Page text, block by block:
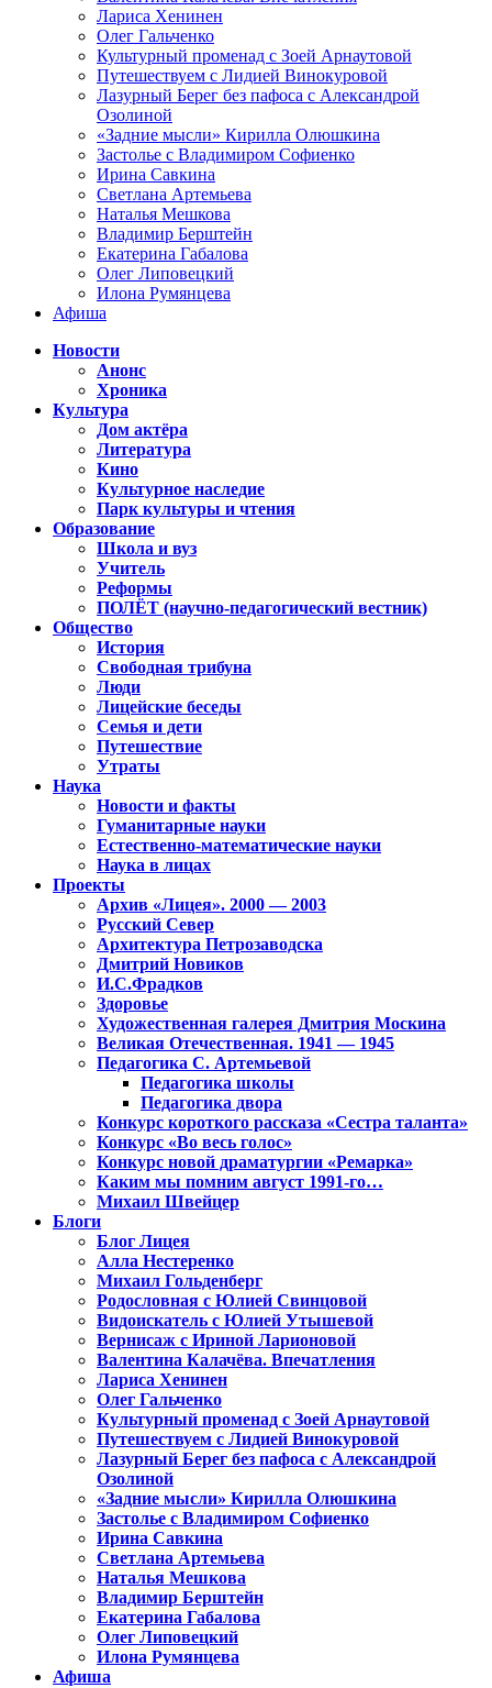
Лариса Хенинен
Олег Гальченко
Культурный променад с Зоей Арнаутовой
Путешествуем с Лидией Винокуровой
Лазурный Берег без пафоса с Александрой
Озолиной
«Задние мысли» Кирилла Олюшкина
Застолье с Владимиром Софиенко
Ирина Савкина
Светлана Артемьева
Наталья Мешкова
Владимир Берштейн
Екатерина Габалова
Олег Липовецкий
Илона Румянцева
Афиша
Новости
Анонс
Хроника
Культура
Дом актёра
Литература
Кино
Культурное наследие
Парк культуры и чтения
Образование
Школа и вуз
Учитель
Реформы
ПОЛЁТ (научно-педагогический вестник)
Общество
История
Свободная трибуна
Люди
Лицейские беседы
Семья и дети
Путешествие
Утраты
Наука
Новости и факты
Гуманитарные науки
Естественно-математические науки
Наука в лицах
Проекты
Архив «Лицея». 2000 — 2003
Русский Север
Архитектура Петрозаводска
Дмитрий Новиков
И.С.Фрадков
Здоровье
Художественная галерея Дмитрия Москина
Великая Отечественная. 1941 — 1945
Педагогика С. Артемьевой
Педагогика школы
Педагогика двора
Конкурс короткого рассказа «Сестра таланта»
Конкурс «Во весь голос»
Конкурс новой драматургии «Ремарка»
Каким мы помним август 1991-го…
Михаил Швейцер
Блоги
Блог Лицея
Алла Нестеренко
Михаил Гольденберг
Родословная с Юлией Свинцовой
Видоискатель с Юлией Утышевой
Вернисаж с Ириной Ларионовой
Валентина Калачёва. Впечатления
Лариса Хенинен
Олег Гальченко
Культурный променад с Зоей Арнаутовой
Путешествуем с Лидией Винокуровой
Лазурный Берег без пафоса с Александрой
Озолиной
«Задние мысли» Кирилла Олюшкина
Застолье с Владимиром Софиенко
Ирина Савкина
Светлана Артемьева
Наталья Мешкова
Владимир Берштейн
Екатерина Габалова
Олег Липовецкий
Илона Румянцева
Афиша